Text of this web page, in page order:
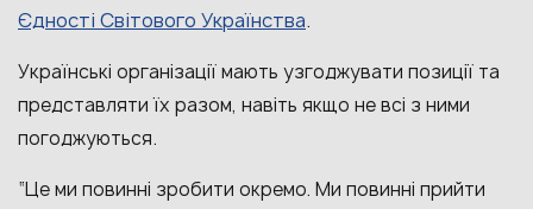
Єдності Світового Українства.
Українські організації мають узгоджувати позиції та
представляти їх разом, навіть якщо не всі з ними
погоджуються.
“Це ми повинні зробити окремо. Ми повинні прийти